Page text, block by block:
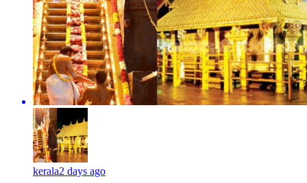
kerala2 days ago